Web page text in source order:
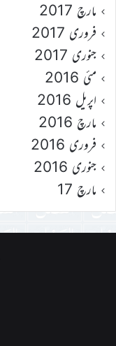
مارچ 2017
فروری 2017
جنوری 2017
مئی 2016
اپریل 2016
مارچ 2016
فروری 2016
جنوری 2016
مارچ 17